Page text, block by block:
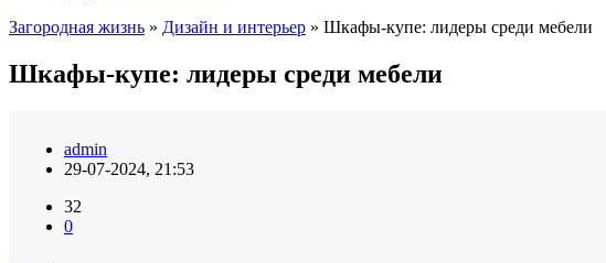
Загородная жизнь » Дизайн и интерьер » Шкафы-купе: лидеры среди мебели
Шкафы-купе: лидеры среди мебели
admin
29-07-2024, 21:53
32
0